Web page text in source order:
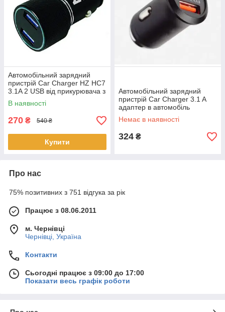
Автомобільний зарядний
пристрій Car Charger HZ HC7
3.1A 2 USB від прикурювача з
індикатором Чорний
В наявності
270 ₴ 540 ₴
Купити
Автомобільний зарядний
пристрій Car Charger 3.1 A
адаптер в автомобіль
розгалужувач прикурювача
на 2 USB
Немає в наявності
324 ₴
Про нас
75% позитивних з 751 відгука за рік
Працює з 08.06.2011
м. Чернівці
Чернівці, Україна
Контакти
Сьогодні працює з 09:00 до 17:00
Показати весь графік роботи